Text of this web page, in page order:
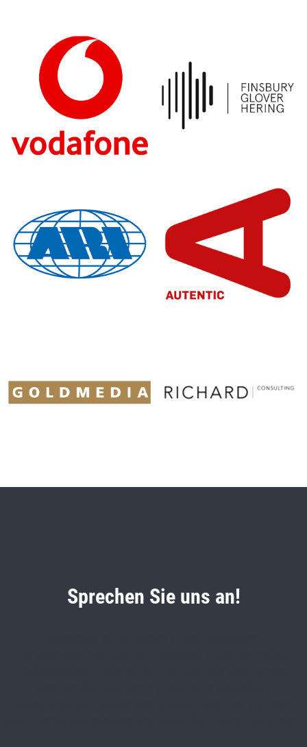
Sprechen Sie uns an!